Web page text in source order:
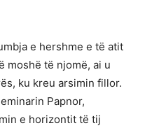
e hershme e të atit
moshë të njomë, ai u
ku kreu arsimin fillor.
Papnor,
e horizontit të tij